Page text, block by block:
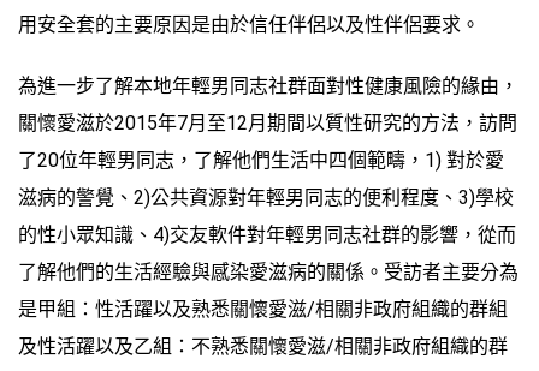
用安全套的主要原因是由於信任伴侶以及性伴侶要求。
為進一步了解本地年輕男同志社群面對性健康風險的緣由，
關懷愛滋於2015年7月至12月期間以質性研究的方法，訪問
了20位年輕男同志，了解他們生活中四個範疇，1) 對於愛
滋病的警覺、2)公共資源對年輕男同志的便利程度、3)學校
的性小眾知識、4)交友軟件對年輕男同志社群的影響，從而
了解他們的生活經驗與感染愛滋病的關係。受訪者主要分為
是甲組：性活躍以及熟悉關懷愛滋/相關非政府組織的群組
及性活躍以及乙組：不熟悉關懷愛滋/相關非政府組織的群